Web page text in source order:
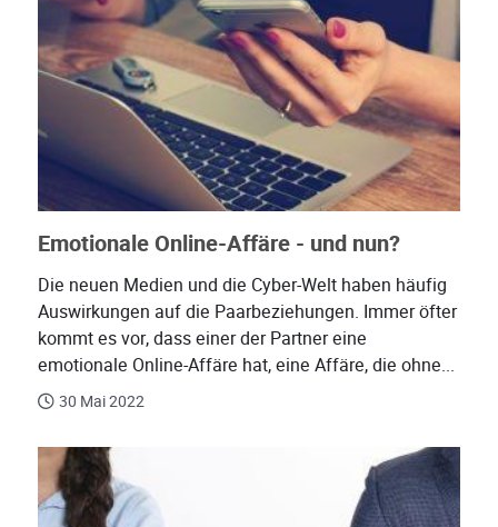
Emotionale Online-Affäre - und nun?
Die neuen Medien und die Cyber-Welt haben häufig
Auswirkungen auf die Paarbeziehungen. Immer öfter
kommt es vor, dass einer der Partner eine
emotionale Online-Affäre hat, eine Affäre, die ohne...
30 Mai 2022